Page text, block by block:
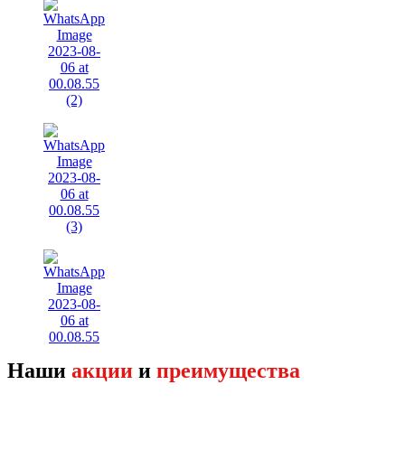
Наши акции и преимущества